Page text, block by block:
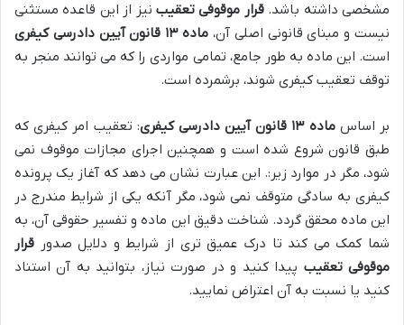
مشخصی داشته باشد.قرار موقوفی تعقیب نیز از این قاعده مستثنی
نیست و مبنای قانونی اصلی آن، ماده ۱۳ قانون آیین دادرسی کیفری
است. این ماده به طور جامع، تمامی مواردی را که می توانند منجر به
توقف تعقیب کیفری شوند، برشمرده است.
بر اساسماده ۱۳ قانون آیین دادرسی کیفری
: تعقیب امر کیفری که
طبق قانون شروع شده است و همچنین اجرای مجازات موقوف نمی
شود، مگر در موارد زیر:. این عبارت نشان می دهد که آغاز یک پرونده
کیفری به سادگی متوقف نمی شود، مگر آنکه یکی از شرایط مندرج در
این ماده محقق گردد. شناخت دقیق این ماده و تفسیر حقوقی آن، به
شما کمک می کند تا درک عمیق تری از شرایط و دلایل صدور قرار
موقوفی تعقیب پیدا کنید و در صورت نیاز، بتوانید به آن استناد
کنید یا نسبت به آن اعتراض نمایید.